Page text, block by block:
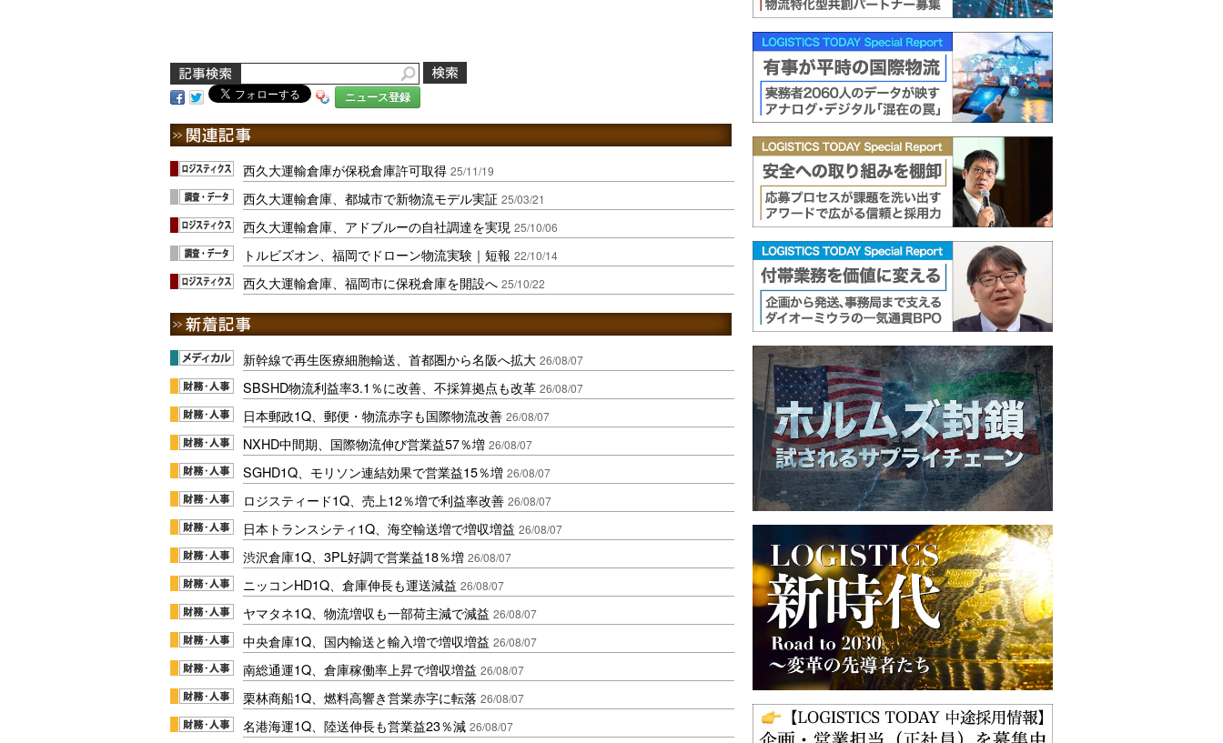
ニュース登録
西久大運輸倉庫が保税倉庫許可取得 25/11/19
西久大運輸倉庫、都城市で新物流モデル実証 25/03/21
西久大運輸倉庫、アドブルーの自社調達を実現 25/10/06
トルビズオン、福岡でドローン物流実験｜短報 22/10/14
西久大運輸倉庫、福岡市に保税倉庫を開設へ 25/10/22
新幹線で再生医療細胞輸送、首都圏から名阪へ拡大 26/08/07
SBSHD物流利益率3.1％に改善、不採算拠点も改革 26/08/07
日本郵政1Q、郵便・物流赤字も国際物流改善 26/08/07
NXHD中間期、国際物流伸び営業益57％増 26/08/07
SGHD1Q、モリソン連結効果で営業益15％増 26/08/07
ロジスティード1Q、売上12％増で利益率改善 26/08/07
日本トランスシティ1Q、海空輸送増で増収増益 26/08/07
渋沢倉庫1Q、3PL好調で営業益18％増 26/08/07
ニッコンHD1Q、倉庫伸長も運送減益 26/08/07
ヤマタネ1Q、物流増収も一部荷主減で減益 26/08/07
中央倉庫1Q、国内輸送と輸入増で増収増益 26/08/07
南総通運1Q、倉庫稼働率上昇で増収増益 26/08/07
栗林商船1Q、燃料高響き営業赤字に転落 26/08/07
名港海運1Q、陸送伸長も営業益23％減 26/08/07